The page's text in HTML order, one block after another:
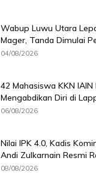
Wabup Luwu Utara
Mager, Tanda Dimulai
04/08/2026
42 Mahasiswa KKN IAIN
Mengabdikan Diri di
06/08/2026
Nilai IPK 4.0, Kadis
Andi Zulkarnain Resmi
08/08/2026